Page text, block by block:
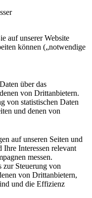
auf unserer Website
können („notwendige
über das
von Drittanbietern.
von statistischen Daten
und denen von
auf unseren Seiten und
Interessen relevant
messen.
zur Steuerung von
von Drittanbietern,
und die Effizienz